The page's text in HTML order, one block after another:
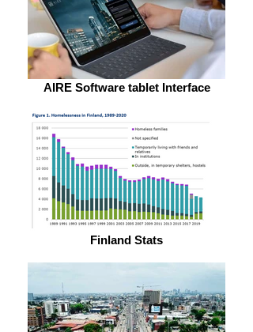
AIRE Software tablet Interface
Finland Stats